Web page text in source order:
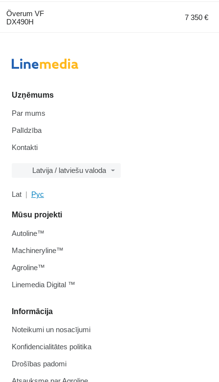
Överum VF
DX490H
7 350 €
Uzņēmums
Par mums
Palīdzība
Kontakti
Latvija / latviešu valoda
Lat Рус
Informācija
Noteikumi un nosacījumi
Konfidencialitātes politika
Drošības padomi
Mūsu projekti
Autoline™
Machineryline™
Agroline™
Linemedia Digital ™